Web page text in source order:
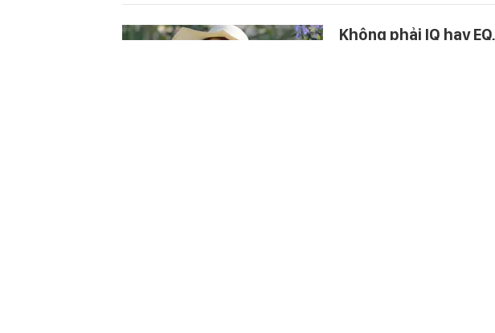
Không phải IQ hay